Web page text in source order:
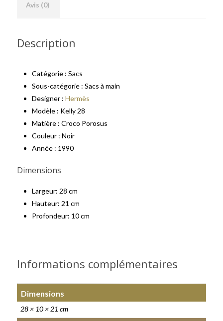
Avis (0)
Description
Catégorie : Sacs
Sous-catégorie : Sacs à main
Designer : Hermès
Modèle : Kelly 28
Matière : Croco Porosus
Couleur : Noir
Année : 1990
Dimensions
Largeur: 28 cm
Hauteur: 21 cm
Profondeur: 10 cm
Informations complémentaires
Dimensions
28 × 10 × 21 cm